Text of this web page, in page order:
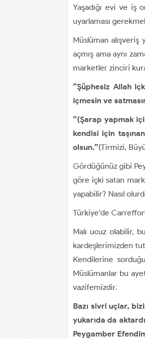
Yaşadığı evi ve iş
uyarlaması
Müslüman
açmış ama aynı
marketler zinciri
”Şüphesiz Allah
içmesin ve
”(Şarap yapmak
kendisi için
olsun.”(Tirmizi,
Gördüğünüz gibi
göre içki satan
yapabilir? Nasıl
Türkiye’de
Malı ucuz olabilir,
kardeşlerimizden
Kendilerine
Müslümanlar bu
vazifemizdir.
Bazı sivri uçlar,
yukarıda da
Peygamber